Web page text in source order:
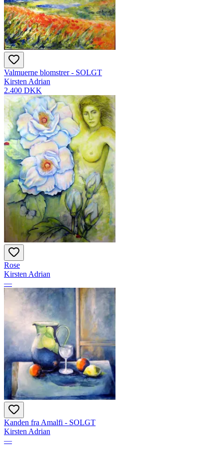
Valmuerne blomstrer - SOLGT
Kirsten Adrian
2.400 DKK
Rose
Kirsten Adrian
—
Kanden fra Amalfi - SOLGT
Kirsten Adrian
—